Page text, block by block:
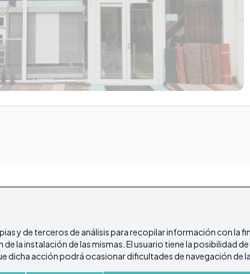
y de terceros de análisis para recopilar información con la
la instalación de las mismas. El usuario tiene la posibilidad
dicha acción podrá ocasionar dificultades de navegación de